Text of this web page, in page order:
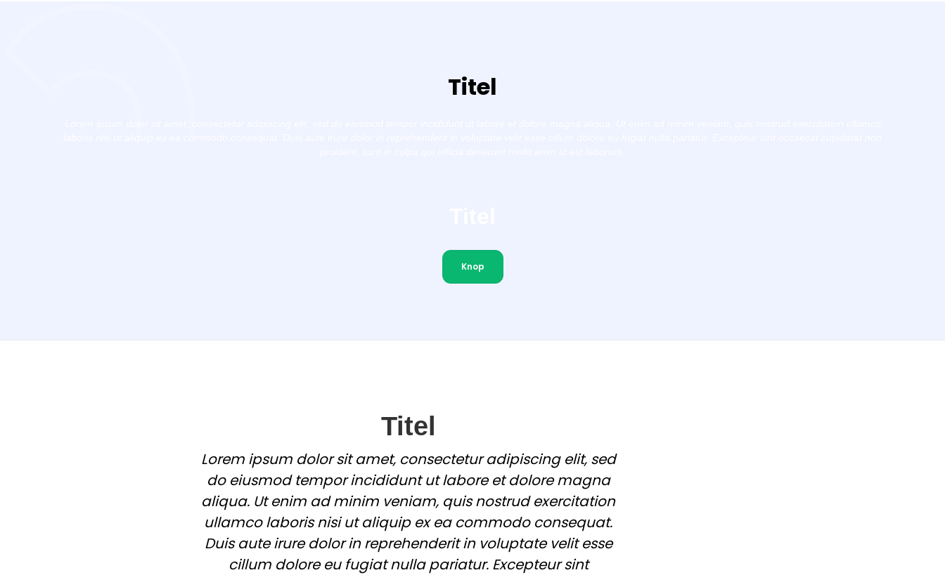
Titel
Knop
Titel
Lorem ipsum dolor sit amet, consectetur adipiscing elit, sed
do eiusmod tempor incididunt ut labore et dolore magna
aliqua. Ut enim ad minim veniam, quis nostrud exercitation
ullamco laboris nisi ut aliquip ex ea commodo consequat.
Duis aute irure dolor in reprehenderit in voluptate velit esse
cillum dolore eu fugiat nulla pariatur. Excepteur sint